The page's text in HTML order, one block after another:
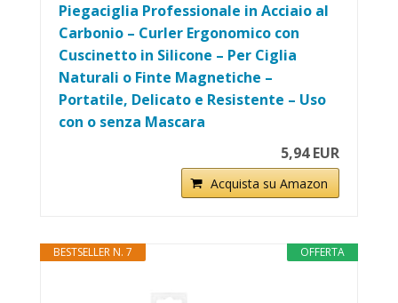
Piegaciglia Professionale in Acciaio al
Carbonio – Curler Ergonomico con
Cuscinetto in Silicone – Per Ciglia
Naturali o Finte Magnetiche –
Portatile, Delicato e Resistente – Uso
con o senza Mascara
5,94 EUR
Acquista su Amazon
OFFERTA
BESTSELLER N. 7